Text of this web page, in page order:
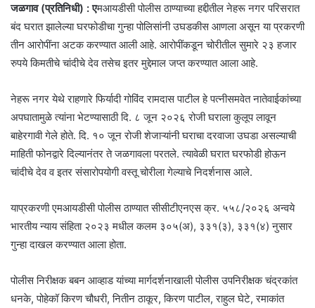
जळगाव (प्रतिनिधी) : एमआयडीसी पोलीस ठाण्याच्या हद्दीतील नेहरू नगर परिसरात
बंद घरात झालेल्या घरफोडीचा गुन्हा पोलिसांनी उघडकीस आणला असून या प्रकरणी
तीन आरोपींना अटक करण्यात आली आहे. आरोपींकडून चोरीतील सुमारे २३ हजार
रुपये किमतीचे चांदीचे देव तसेच इतर मुद्देमाल जप्त करण्यात आला आहे.
नेहरू नगर येथे राहणारे फिर्यादी गोविंद रामदास पाटील हे पत्नीसमवेत नातेवाईकांच्या
अपघातामुळे त्यांना भेटण्यासाठी दि. ८ जून २०२६ रोजी घराला कुलूप लावून
बाहेरगावी गेले होते. दि. १० जून रोजी शेजाऱ्यांनी घराचा दरवाजा उघडा असल्याची
माहिती फोनद्वारे दिल्यानंतर ते जळगावला परतले. त्यावेळी घरात घरफोडी होऊन
चांदीचे देव व इतर संसारोपयोगी वस्तू चोरीला गेल्याचे निदर्शनास आले.
याप्रकरणी एमआयडीसी पोलीस ठाण्यात सीसीटीएनएस क्र. ५५८/२०२६ अन्वये
भारतीय न्याय संहिता २०२३ मधील कलम ३०५(अ), ३३१(३), ३३१(४) नुसार
गुन्हा दाखल करण्यात आला होता.
पोलीस निरीक्षक बबन आव्हाड यांच्या मार्गदर्शनाखाली पोलीस उपनिरीक्षक चंद्रकांत
धनके, पोहेकॉ किरण चौधरी, नितीन ठाकूर, किरण पाटील, राहुल घेटे, रमाकांत